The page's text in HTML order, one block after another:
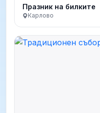
Празник на билките
Карлово